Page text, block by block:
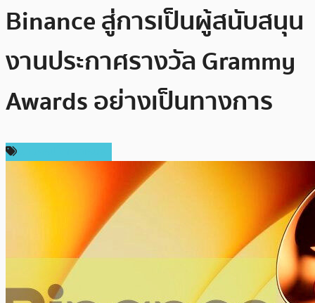
Binance สู่การเป็นผู้สนับสนุน
งานประกาศรางวัล Grammy
Awards อย่างเป็นทางการ